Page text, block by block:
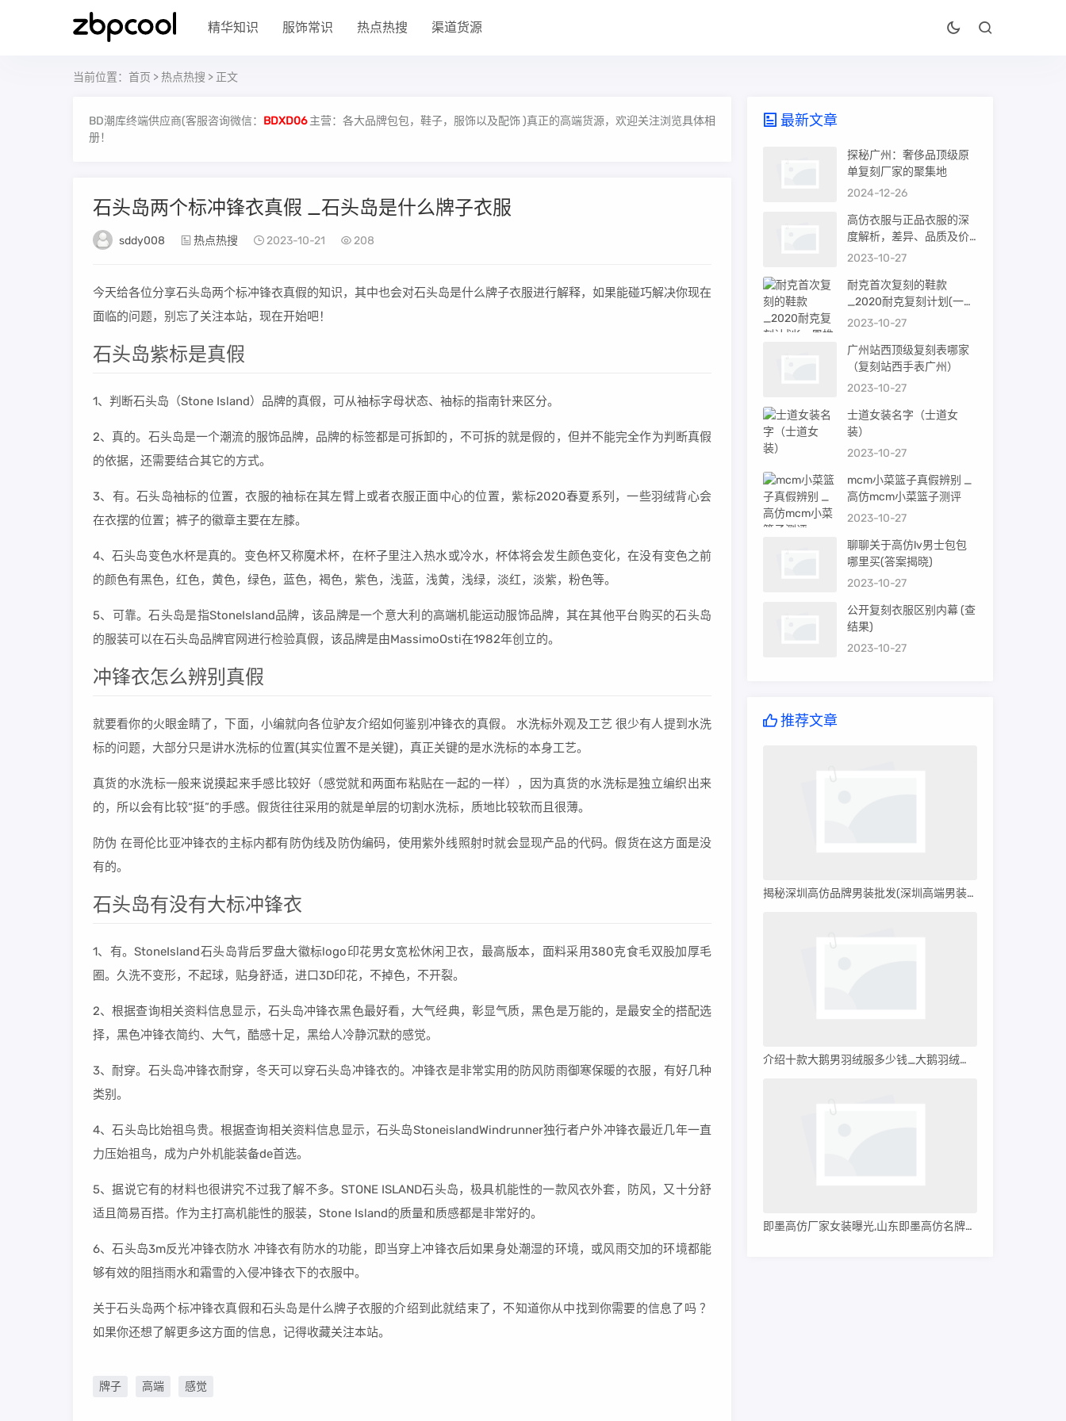
精华知识 服饰常识 热点热搜 渠道货源
当前位置： 首页 >热点热搜 > 正文
BD潮库终端供应商(客服咨询微信： BDXD06 主营：各大品牌包包，鞋子，服饰以及配饰 )真正的高端货源，欢迎关注浏览具体相
册！
石头岛两个标冲锋衣真假 _石头岛是什么牌子衣服
sddy008 热点热搜 2023-10-21 208
今天给各位分享石头岛两个标冲锋衣真假的知识，其中也会对石头岛是什么牌子衣服进行解释，如果能碰巧解决你现在
面临的问题，别忘了关注本站，现在开始吧！
石头岛紫标是真假
1、判断石头岛（Stone Island）品牌的真假，可从袖标字母状态、袖标的指南针来区分。
2、真的。石头岛是一个潮流的服饰品牌，品牌的标签都是可拆卸的，不可拆的就是假的，但并不能完全作为判断真假
的依据，还需要结合其它的方式。
3、有。石头岛袖标的位置，衣服的袖标在其左臂上或者衣服正面中心的位置，紫标2020春夏系列，一些羽绒背心会
在衣摆的位置；裤子的徽章主要在左膝。
4、石头岛变色水杯是真的。变色杯又称魔术杯，在杯子里注入热水或冷水，杯体将会发生颜色变化，在没有变色之前
的颜色有黑色，红色，黄色，绿色，蓝色，褐色，紫色，浅蓝，浅黄，浅绿，淡红，淡紫，粉色等。
5、可靠。石头岛是指StoneIsland品牌，该品牌是一个意大利的高端机能运动服饰品牌，其在其他平台购买的石头岛
的服装可以在石头岛品牌官网进行检验真假，该品牌是由MassimoOsti在1982年创立的。
冲锋衣怎么辨别真假
就要看你的火眼金睛了，下面，小编就向各位驴友介绍如何鉴别冲锋衣的真假。 水洗标外观及工艺 很少有人提到水洗
标的问题，大部分只是讲水洗标的位置(其实位置不是关键)，真正关键的是水洗标的本身工艺。
真货的水洗标一般来说摸起来手感比较好（感觉就和两面布粘贴在一起的一样），因为真货的水洗标是独立编织出来
的，所以会有比较“挺”的手感。假货往往采用的就是单层的切割水洗标，质地比较软而且很薄。
防伪 在哥伦比亚冲锋衣的主标内都有防伪线及防伪编码，使用紫外线照射时就会显现产品的代码。假货在这方面是没
有的。
石头岛有没有大标冲锋衣
1、有。StoneIsland石头岛背后罗盘大徽标logo印花男女宽松休闲卫衣，最高版本，面料采用380克食毛双股加厚毛
圈。久洗不变形，不起球，贴身舒适，进口3D印花，不掉色，不开裂。
2、根据查询相关资料信息显示，石头岛冲锋衣黑色最好看，大气经典，彰显气质，黑色是万能的，是最安全的搭配选
择，黑色冲锋衣简约、大气，酷感十足，黑给人冷静沉默的感觉。
3、耐穿。石头岛冲锋衣耐穿，冬天可以穿石头岛冲锋衣的。冲锋衣是非常实用的防风防雨御寒保暖的衣服，有好几种
类别。
4、石头岛比始祖鸟贵。根据查询相关资料信息显示，石头岛StoneislandWindrunner独行者户外冲锋衣最近几年一直
力压始祖鸟，成为户外机能装备de首选。
5、据说它有的材料也很讲究不过我了解不多。STONE ISLAND石头岛，极具机能性的一款风衣外套，防风，又十分舒
适且简易百搭。作为主打高机能性的服装，Stone Island的质量和质感都是非常好的。
6、石头岛3m反光冲锋衣防水 冲锋衣有防水的功能，即当穿上冲锋衣后如果身处潮湿的环境，或风雨交加的环境都能
够有效的阻挡雨水和霜雪的入侵冲锋衣下的衣服中。
关于石头岛两个标冲锋衣真假和石头岛是什么牌子衣服的介绍到此就结束了，不知道你从中找到你需要的信息了吗 ？
如果你还想了解更多这方面的信息，记得收藏关注本站。
牌子 高端 感觉
最新文章
探秘广州：奢侈品顶级原
单复刻厂家的聚集地
2024-12-26
高仿衣服与正品衣服的深
度解析，差异、品质及价
值
2023-10-27
耐克首次复刻的鞋款
_2020耐克复刻计划(一周
推荐)
2023-10-27
广州站西顶级复刻表哪家
（复刻站西手表广州）
2023-10-27
士道女装名字（士道女
装）
2023-10-27
mcm小菜篮子真假辨别 _
高仿mcm小菜篮子测评
2023-10-27
聊聊关于高仿lv男士包包
哪里买(答案揭晓)
2023-10-27
公开复刻衣服区别内幕 (查
结果)
2023-10-27
推荐文章
揭秘深圳高仿品牌男装批发(深圳高端男装批发)
介绍十款大鹅男羽绒服多少钱_大鹅羽绒服多少钱?
即墨高仿厂家女装曝光,山东即墨高仿名牌服装